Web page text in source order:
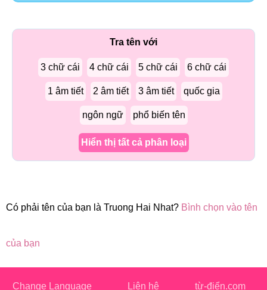
Tra tên với
3 chữ cái 4 chữ cái 5 chữ cái 6 chữ cái
1 âm tiết 2 âm tiết 3 âm tiết quốc gia
ngôn ngữ phổ biến tên
Hiển thị tất cả phân loại
Có phải tên của bạn là Truong Hai Nhat? Bình chọn vào tên
của bạn
Change Language Liên hệ từ-điển.com